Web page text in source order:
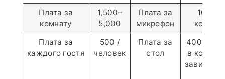
Плата за
комнату
1,500–
5,000
Плата за
микрофон
100／в
Плата за
каждого гостя
500 /
человек
Плата за
стол
в